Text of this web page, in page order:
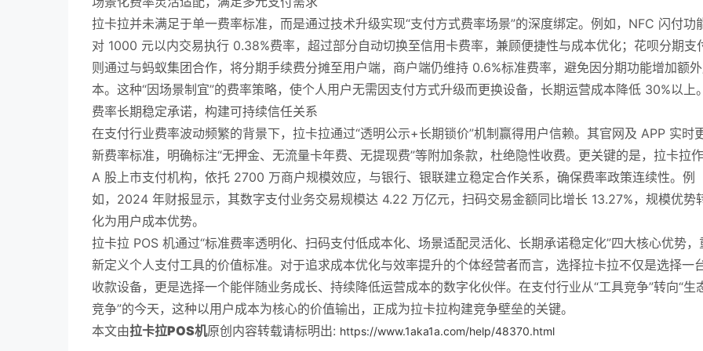
拉卡拉并未满足于单一费率标准，而是通过技术升级实现“支付方式费率场景”的深度绑定。例如，NFC 闪付功
对 1000 元以内交易执行 0.38%费率，超过部分自动切换至信用卡费率，兼顾便捷性与成本优化；花呗分期支
则通过与蚂蚁集团合作，将分期手续费分摊至用户端，商户端仍维持 0.6%标准费率，避免因分期功能增加额
本。这种“因场景制宜”的费率策略，使个人用户无需因支付方式升级而更换设备，长期运营成本降低 30%以上。
费率长期稳定承诺，构建可持续信任关系
在支付行业费率波动频繁的背景下，拉卡拉通过“透明公示+长期锁价”机制赢得用户信赖。其官网及 APP 实时
新费率标准，明确标注“无押金、无流量卡年费、无提现费”等附加条款，杜绝隐性收费。更关键的是，拉卡拉
A 股上市支付机构，依托 2700 万商户规模效应，与银行、银联建立稳定合作关系，确保费率政策连续性。例
如，2024 年财报显示，其数字支付业务交易规模达 4.22 万亿元，扫码交易金额同比增长 13.27%，规模优势
化为用户成本优势。
拉卡拉 POS 机通过“标准费率透明化、扫码支付低成本化、场景适配灵活化、长期承诺稳定化”四大核心优势，
新定义个人支付工具的价值标准。对于追求成本优化与效率提升的个体经营者而言，选择拉卡拉不仅是选择一
收款设备，更是选择一个能伴随业务成长、持续降低运营成本的数字化伙伴。在支付行业从“工具竞争”转向“生
竞争”的今天，这种以用户成本为核心的价值输出，正成为拉卡拉构建竞争壁垒的关键。
本文由拉卡拉POS机原创内容转载请标明出: https://www.1aka1a.com/help/48370.html